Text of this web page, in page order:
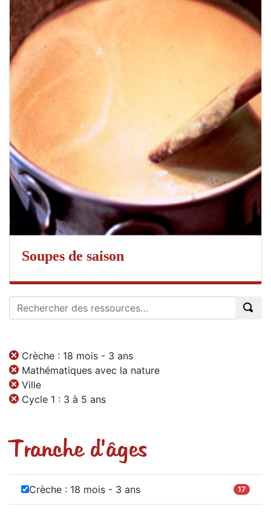
Soupes de saison
Crèche : 18 mois - 3 ans
Mathématiques avec la nature
Ville
Cycle 1 : 3 à 5 ans
Tranche d'âges
Crèche : 18 mois - 3 ans 17